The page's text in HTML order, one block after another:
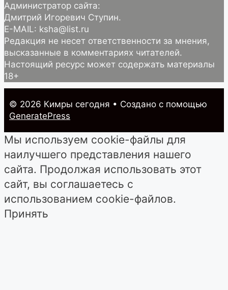
Администратор сайта:
Дмитрий Игоревич Ступин.
E-MAIL: ksha@list.ru
Редакция не несет ответственности за мнения,
высказанные в комментариях читателей.
Настоящий ресурс может содержать материалы
18+
© 2026 Кимры cегодня • Создано с помощью
GeneratePress
Мы используем cookie-файлы для
наилучшего представления нашего
сайта. Продолжая использовать этот
сайт, вы соглашаетесь с
использованием cookie-файлов.
Принять